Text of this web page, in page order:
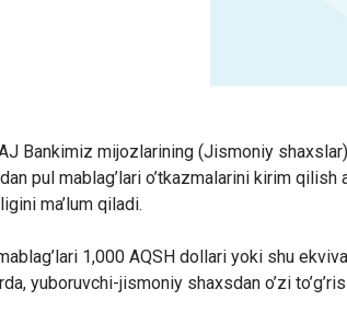
AJ Bankimiz mijozlarining (Jismoniy
pul mablag’lari o’tkazmalarini kirim qilish
ma’lum qiladi.
1,000 AQSH dollari yoki shu
yuboruvchi-jismoniy shaxsdan o’zi